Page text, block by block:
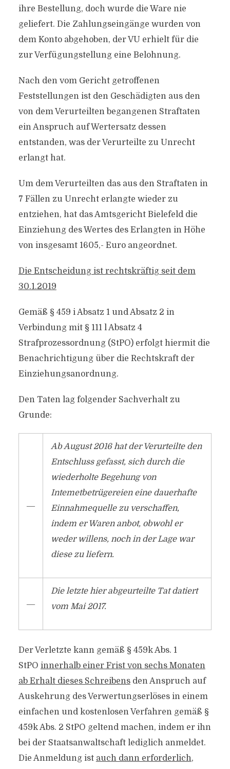
ihre Bestellung, doch wurde die Ware nie
geliefert. Die Zahlungseingänge wurden von
dem Konto abgehoben, der VU erhielt für die
zur Verfügungstellung eine Belohnung.
Nach den vom Gericht getroffenen
Feststellungen ist den Geschädigten aus den
von dem Verurteilten begangenen Straftaten
ein Anspruch auf Wertersatz dessen
entstanden, was der Verurteilte zu Unrecht
erlangt hat.
Um dem Verurteilten das aus den Straftaten in
7 Fällen zu Unrecht erlangte wieder zu
entziehen, hat das Amtsgericht Bielefeld die
Einziehung des Wertes des Erlangten in Höhe
von insgesamt 1605,- Euro angeordnet.
Die Entscheidung ist rechtskräftig seit dem
30.1.2019
Gemäß § 459 i Absatz 1 und Absatz 2 in
Verbindung mit § 111 l Absatz 4
Strafprozessordnung (StPO) erfolgt hiermit die
Benachrichtigung über die Rechtskraft der
Einziehungsanordnung.
Den Taten lag folgender Sachverhalt zu
Grunde:
―
Ab August 2016 hat der Verurteilte den
Entschluss gefasst, sich durch die
wiederholte Begehung von
Intemetbetrügereien eine dauerhafte
Einnahmequelle zu verschaffen,
indem er Waren anbot, obwohl er
weder willens, noch in der Lage war
diese zu liefern.
―
Die letzte hier abgeurteilte Tat datiert
vom Mai 2017.
Der Verletzte kann gemäß § 459k Abs. 1
StPO innerhalb einer Frist von sechs Monaten
ab Erhalt dieses Schreibensden Anspruch auf
Auskehrung des Verwertungserlöses in einem
einfachen und kostenlosen Verfahren gemäß §
459k Abs. 2 StPO geltend machen, indem er ihn
bei der Staatsanwaltschaft lediglich anmeldet.
Die Anmeldung ist auch dann erforderlich,